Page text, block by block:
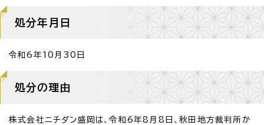
処分年月日
令和6年10月30日
処分の理由
株式会社ニチダン盛岡は、令和6年8月8日、秋田地方裁判所か